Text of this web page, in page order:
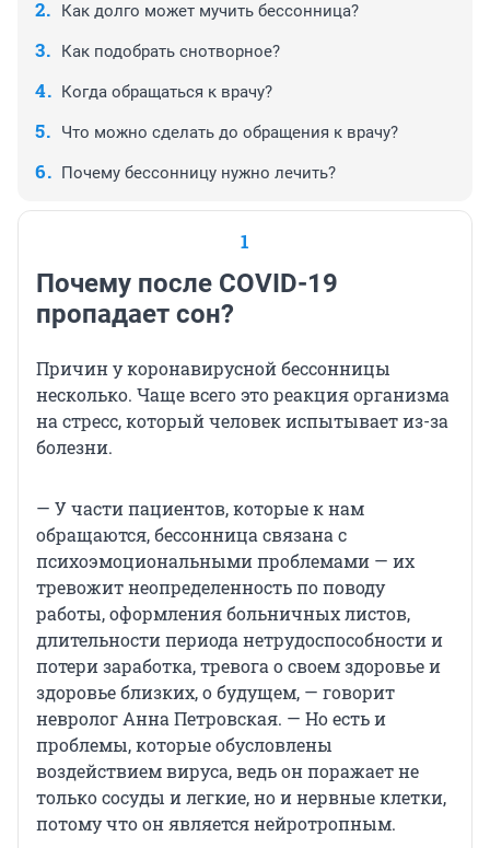
Как долго может мучить бессонница?
Как подобрать снотворное?
Когда обращаться к врачу?
Что можно сделать до обращения к врачу?
Почему бессонницу нужно лечить?
1
Почему после COVID-19
пропадает сон?
Причин у коронавирусной бессонницы
несколько. Чаще всего это реакция организма
на стресс, который человек испытывает из-за
болезни.
— У части пациентов, которые к нам
обращаются, бессонница связана с
психоэмоциональными проблемами — их
тревожит неопределенность по поводу
работы, оформления больничных листов,
длительности периода нетрудоспособности и
потери заработка, тревога о своем здоровье и
здоровье близких, о будущем, — говорит
невролог Анна Петровская. — Но есть и
проблемы, которые обусловлены
воздействием вируса, ведь он поражает не
только сосуды и легкие, но и нервные клетки,
потому что он является нейротропным.